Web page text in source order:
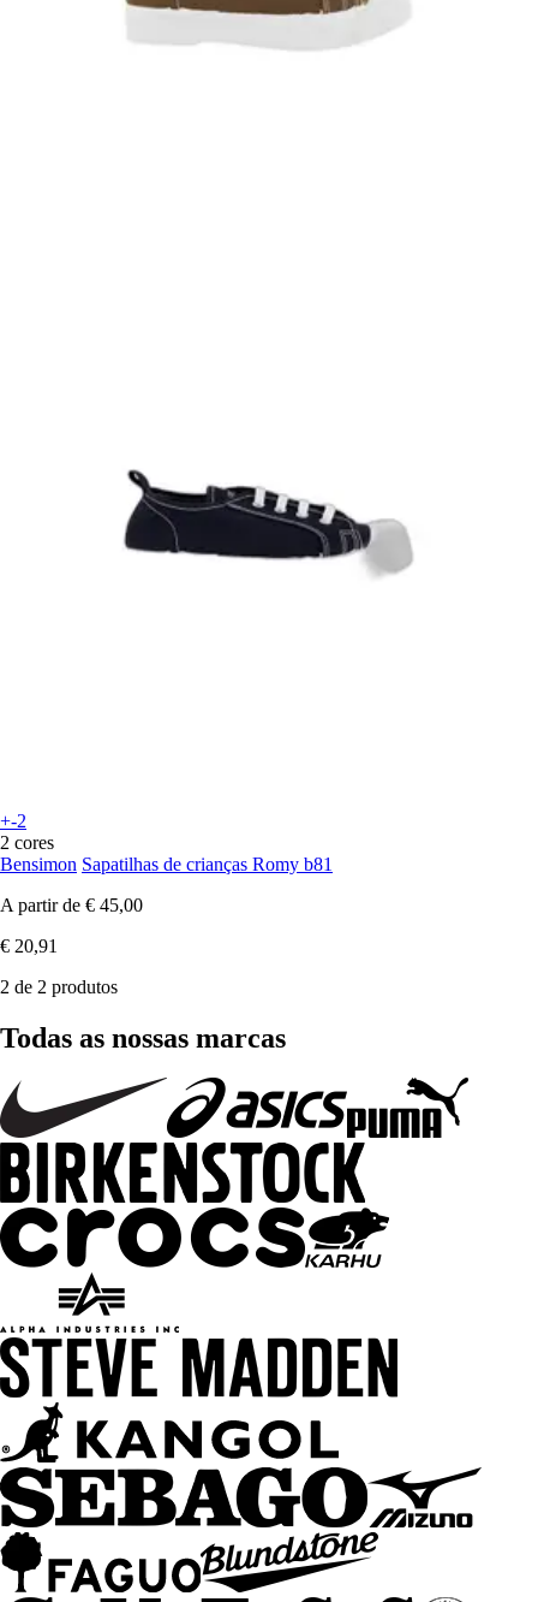
+-2
2 cores
Bensimon Sapatilhas de crianças Romy b81
A partir de € 45,00
€ 20,91
2 de 2 produtos
Todas as nossas marcas